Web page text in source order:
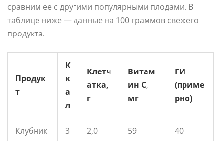
сравним ее с другими популярными плодами. В
таблице ниже — данные на 100 граммов свежего
продукта.
Продук
т
К
к
а
л
Клетч
атка,
г
Витам
ин C,
мг
ГИ
(приме
рно)
Клубник
3
2,0 59 40